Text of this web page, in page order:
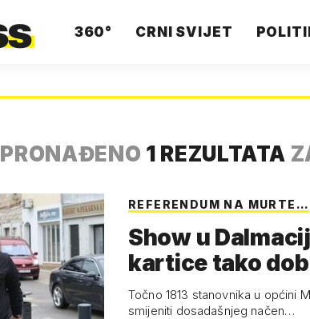
360° CRNI SVIJET
PRONAĐENO 1 REZULTATA
REFERENDUM NA MURTE…
Show u
kartice tako
Točno 1813 stanovnika u općini
smijeniti dosadašnjeg načen…